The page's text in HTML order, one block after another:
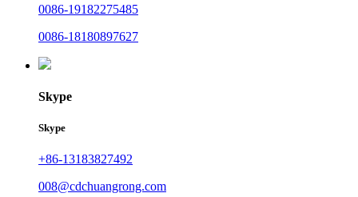
0086-19182275485
0086-18180897627
Skype
Skype
+86-13183827492
008@cdchuangrong.com